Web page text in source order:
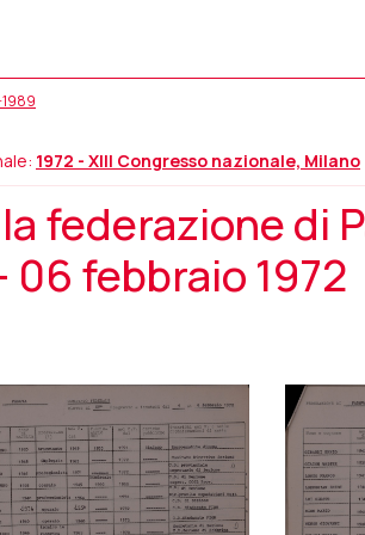
1972 - XIII Congresso nazionale, Milano
federazione di
06 febbraio 1972